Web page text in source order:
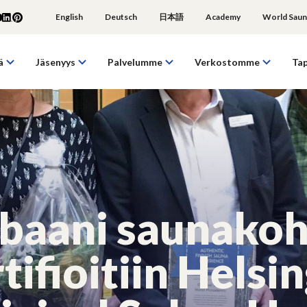
English Deutsch 日本語 Academy World
Jäsenyys Palvelumme Verkostomme